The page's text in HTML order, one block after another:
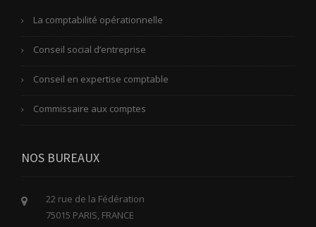
La comptabilité opérationnelle
Conseil social d’entreprise
Conseil en expertise comptable
Commissaire aux comptes
NOS BUREAUX
22 rue de la Fédération
75015 PARIS, FRANCE